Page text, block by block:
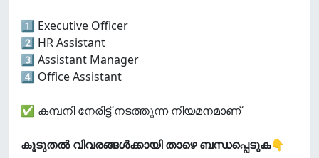
1⃣ Executive Officer
2⃣ HR Assistant
3️⃣ Assistant Manager
4⃣ Office Assistant
✅ കമ്പനി നേരിട്ട് നടത്തുന്ന നിയമനമാണ്
കൂടുതൽ വിവരങ്ങൾക്കായി താഴെ ബന്ധപ്പെടുക👇